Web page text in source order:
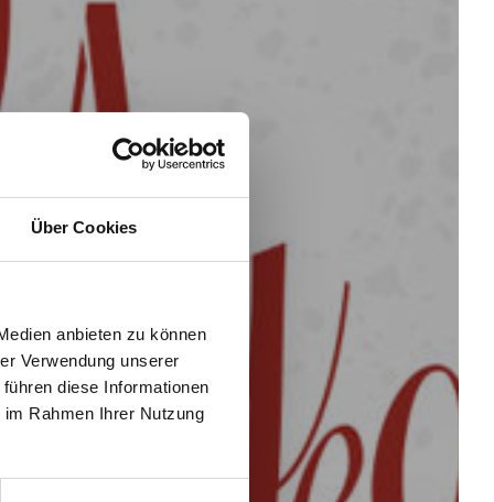
Über Cookies
anbieten zu können
Verwendung unserer
diese Informationen
Rahmen Ihrer Nutzung